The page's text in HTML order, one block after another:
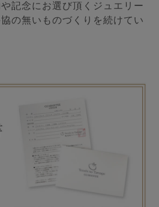
記念にお選び頂くジュエリー
の無いものづくりを続けてい